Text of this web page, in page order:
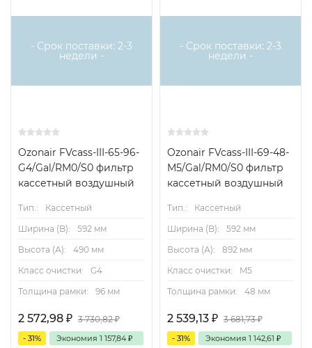
- Срок поставки: 2-3
недели -
Ozonair FVcass-III-65-96-
G4/Gal/RM0/S0 фильтр
кассетный воздушный
Тип.:
Кассетный
Ширина (B):
592 мм
Высота (А):
490 мм
Класс очистки:
G4
Толщина рамки:
96 мм
2 572,98 ₽ 3 730,82₽
- 31% Экономия 1 157,84 ₽
- Срок поставки: 2-3
недели -
Ozonair FVcass-III-69-48-
M5/Gal/RM0/S0 фильтр
кассетный воздушный
Тип.:
Кассетный
Ширина (B):
592 мм
Высота (А):
892 мм
Класс очистки:
M5
Толщина рамки:
48 мм
2 539,13 ₽ 3 681,73₽
- 31% Экономия 1 142,61 ₽